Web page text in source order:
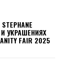
И УКРАШЕНИЯХ
FAIR 2025